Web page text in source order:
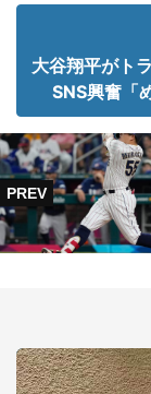
大谷翔平がト
SNS興奮「